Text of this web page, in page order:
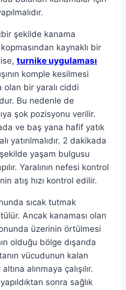
şekilde kanama
kaynaklı bir
turnike uygulaması
komple kesilmesi
olan bir yaralı ciddi
Bu nedenle de
şok pozisyonu verilir.
ve baş yana hafif yatık
yatırılmalıdır. 2 dakikada
yaşam bulgusu
Yaralının nefesi kontrol
atış hızı kontrol edilir.
sıcak tutmak
Ancak kanaması olan
üzerinin örtülmesi
olduğu bölge dışarıda
vücudunun kalan
altına alınmaya çalışılır.
sonra sağlık